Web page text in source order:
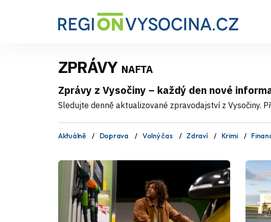
ZPRÁVY NAFTA
Zprávy z Vysočiny – každý den nové
Sledujte denně aktualizované zpravodajství z Vysočiny.
Aktuálně Doprava Volný čas Zdraví Krimi